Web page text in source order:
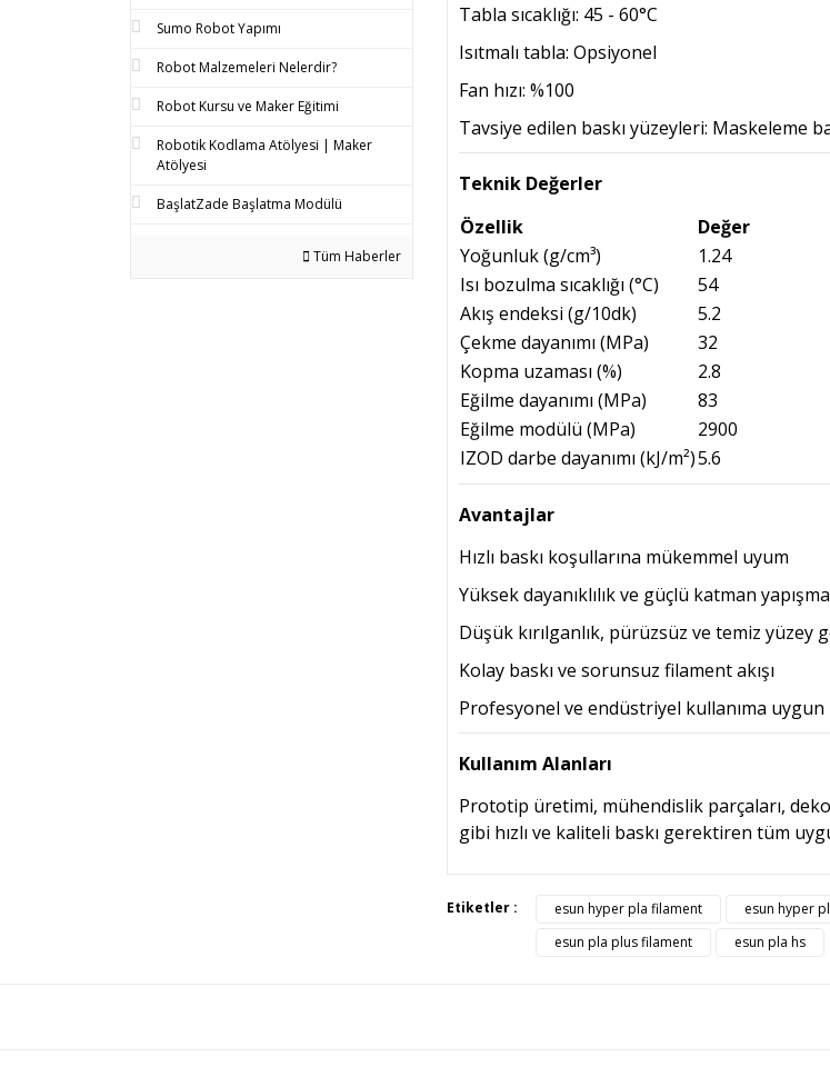
Sumo Robot Yapımı
Robot Malzemeleri Nelerdir?
Robot Kursu ve Maker Eğitimi
Robotik Kodlama Atölyesi | Maker
Atölyesi
BaşlatZade Başlatma Modülü
Tüm Haberler
Tabla sıcaklığı: 45 - 60°C
Isıtmalı tabla: Opsiyonel
Fan hızı: %100
Tavsiye edilen baskı yüzeyleri: Maskeleme
Teknik Değerler
Özellik
Değer
Yoğunluk (g/cm³)
1.24
Isı bozulma sıcaklığı (°C)
54
Akış endeksi (g/10dk)
5.2
Çekme dayanımı (MPa)
32
Kopma uzaması (%)
2.8
Eğilme dayanımı (MPa)
83
Eğilme modülü (MPa)
2900
IZOD darbe dayanımı (kJ/m²)5.6
Avantajlar
Hızlı baskı koşullarına mükemmel uyum
Yüksek dayanıklılık ve güçlü katman
Düşük kırılganlık, pürüzsüz ve temiz yüzey
Kolay baskı ve sorunsuz filament akışı
Profesyonel ve endüstriyel kullanıma uygun
Kullanım Alanları
Prototip üretimi, mühendislik parçaları,
gibi hızlı ve kaliteli baskı gerektiren tüm
Bu
Bu ürünün fiyat bilgisi, resim, ürün
Görüş ve önerileriniz için teşekkür ederiz.
Etiketler : esun hyper pla filament esun hyper
esun pla plus filament
esun pla hs